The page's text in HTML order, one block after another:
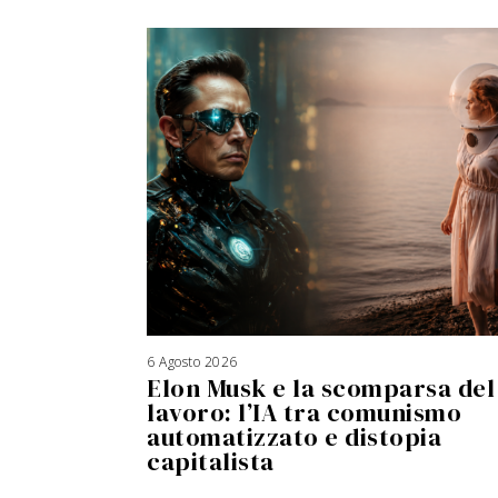
6 Agosto 2026
Elon Musk e la scomparsa del
lavoro: l’IA tra comunismo
automatizzato e distopia
capitalista